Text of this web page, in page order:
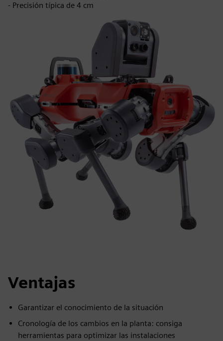
- Precisión típica de 4 cm
Ventajas
Garantizar el conocimiento de la situación
Cronología de los cambios en la planta: consiga
herramientas para optimizar las instalaciones